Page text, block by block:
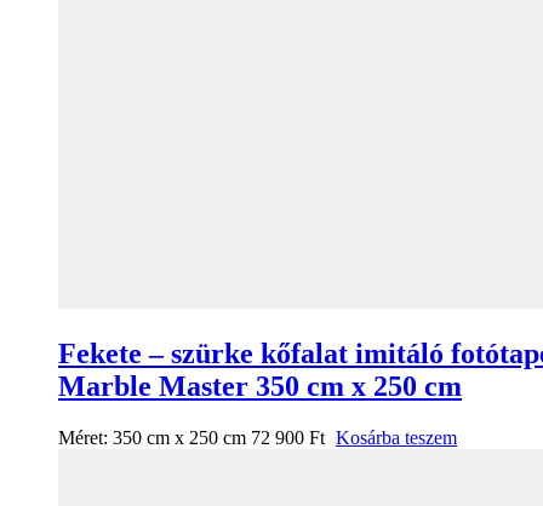
Fekete – szürke kőfalat imitáló
Marble Master 350 cm x 250 cm
Méret: 350 cm x 250 cm 72 900 Ft Kosárba teszem